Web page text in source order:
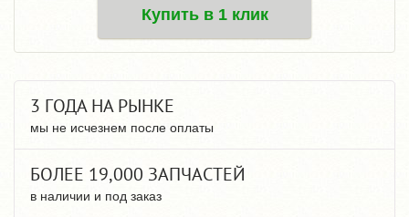
Купить в 1 клик
3 ГОДА НА РЫНКЕ
мы не исчезнем после оплаты
БОЛЕЕ 19,000 ЗАПЧАСТЕЙ
в наличии и под заказ